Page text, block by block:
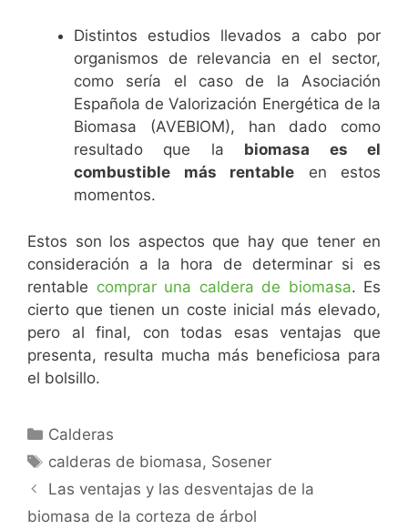
Distintos estudios llevados a cabo por
organismos de relevancia en el sector,
como sería el caso de la Asociación
Española de Valorización Energética de la
Biomasa (AVEBIOM), han dado como
resultado que la biomasa es el
combustible más rentable en estos
momentos.
Estos son los aspectos que hay que tener en
consideración a la hora de determinar si es
rentable comprar una caldera de biomasa. Es
cierto que tienen un coste inicial más elevado,
pero al final, con todas esas ventajas que
presenta, resulta mucha más beneficiosa para
el bolsillo.
Calderas
calderas de biomasa, Sosener
Las ventajas y las desventajas de la
biomasa de la corteza de árbol